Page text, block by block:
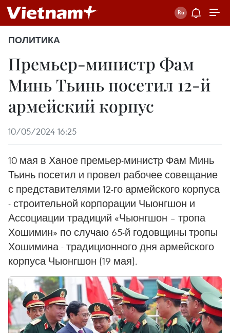
ПОЛИТИКА
Премьер-министр Фам
Минь Тьинь посетил 12-й
армейский корпус
10/05/2024 16:25
10 мая в Ханое премьер-министр Фам Минь
Тьинь посетил и провел рабочее совещание
с представителями 12-го армейского корпуса
- строительной корпорации Чыонгшон и
Ассоциации традиций «Чыонгшон – тропа
Хошимин» по случаю 65-й годовщины тропы
Хошимина - традиционного дня армейского
корпуса Чыонгшон (19 мая).